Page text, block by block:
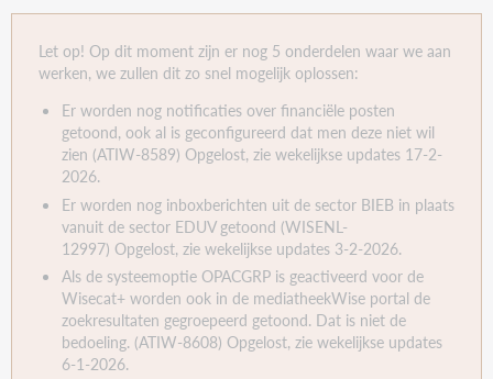
Let op! Op dit moment zijn er nog 5 onderdelen waar we aan
werken, we zullen dit zo snel mogelijk oplossen:
Er worden nog notificaties over financiële posten
getoond, ook al is geconfigureerd dat men deze niet wil
zien (ATIW-8589) Opgelost, zie wekelijkse updates 17-2-
2026.
Er worden nog inboxberichten uit de sector BIEB in plaats
vanuit de sector EDUV getoond (WISENL-
12997) Opgelost, zie wekelijkse updates 3-2-2026.
Als de systeemoptie OPACGRP is geactiveerd voor de
Wisecat+ worden ook in de mediatheekWise portal de
zoekresultaten gegroepeerd getoond. Dat is niet de
bedoeling. (ATIW-8608) Opgelost, zie wekelijkse updates
6-1-2026.